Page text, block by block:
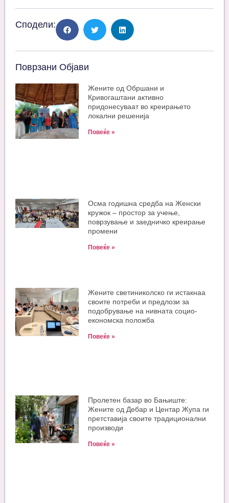
Сподели:
Поврзани Објави
Жените од Обршани и
Кривогаштани активно
придонесуваат во креирањето
локални решенија
Повеќе »
Oсма годишна средба на Женски
кружок – простор за учење,
поврзување и заедничко креирање
промени
Повеќе »
Жените светиниколско ги истакнаа
своите потреби и предлози за
подобрување на нивната социо-
економска положба
Повеќе »
Пролетен базар во Бањиште:
Жените од Дебар и Центар Жупа ги
претставија своите традиционални
производи
Повеќе »